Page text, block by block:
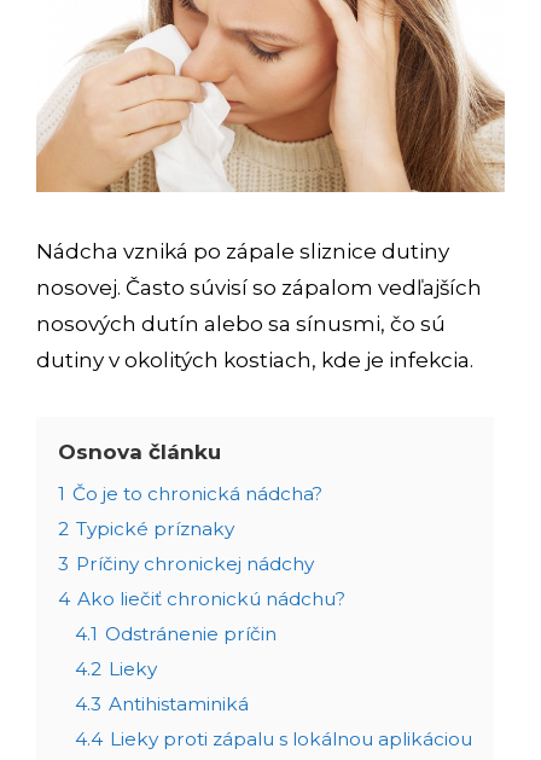
Nádcha vzniká po zápale sliznice dutiny
nosovej. Často súvisí so zápalom vedľajších
nosových dutín alebo sa sínusmi, čo sú
dutiny v okolitých kostiach, kde je infekcia.
Osnova článku
1 Čo je to chronická nádcha?
2 Typické príznaky
3 Príčiny chronickej nádchy
4 Ako liečiť chronickú nádchu?
4.1 Odstránenie príčin
4.2 Lieky
4.3 Antihistaminiká
4.4 Lieky proti zápalu s lokálnou aplikáciou